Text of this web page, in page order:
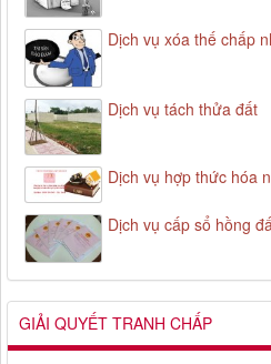
Dịch vụ xóa thế chấp
Dịch vụ tách thửa đất
Dịch vụ hợp thức hóa
Dịch vụ cấp sổ hồng
GIẢI QUYẾT TRANH CHẤP